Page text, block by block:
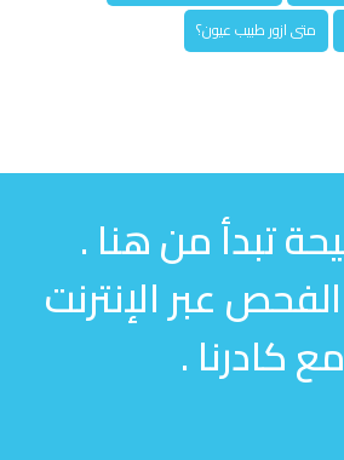
متى ازور طبيب عيون؟
تبدأ من هنا .
عبر الإنترنت
كادرنا .